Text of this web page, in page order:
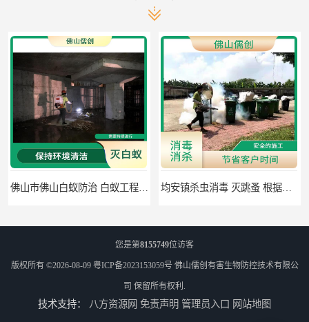
佛山市佛山白蚁防治 白蚁工程 可定期检查 均安镇杀虫消毒 灭跳蚤 根据现场情况定制中害方案
您是第8155749位访客
版权所有 ©2026-08-09 粤ICP备2023153059号 佛山儒创有害生物防控技术有限公
司 保留所有权利.
技术支持： 八方资源网 免责声明 管理员入口 网站地图